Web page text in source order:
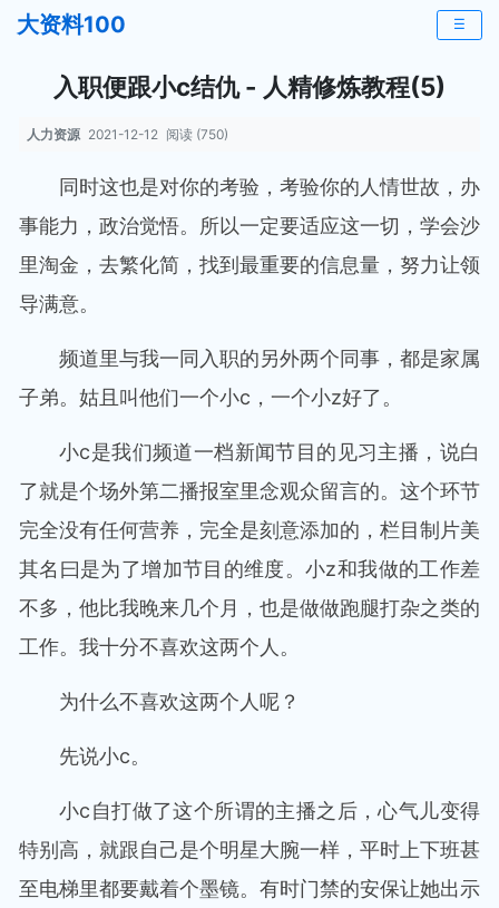
大资料100 ☰
入职便跟小c结仇 - 人精修炼教程(5)
人力资源 2021-12-12 阅读 (750)
同时这也是对你的考验，考验你的人情世故，办
事能力，政治觉悟。所以一定要适应这一切，学会沙
里淘金，去繁化简，找到最重要的信息量，努力让领
导满意。
频道里与我一同入职的另外两个同事，都是家属
子弟。姑且叫他们一个小c，一个小z好了。
小c是我们频道一档新闻节目的见习主播，说白
了就是个场外第二播报室里念观众留言的。这个环节
完全没有任何营养，完全是刻意添加的，栏目制片美
其名曰是为了增加节目的维度。小z和我做的工作差
不多，他比我晚来几个月，也是做做跑腿打杂之类的
工作。我十分不喜欢这两个人。
为什么不喜欢这两个人呢？
先说小c。
小c自打做了这个所谓的主播之后，心气儿变得
特别高，就跟自己是个明星大腕一样，平时上下班甚
至电梯里都要戴着个墨镜。有时门禁的安保让她出示